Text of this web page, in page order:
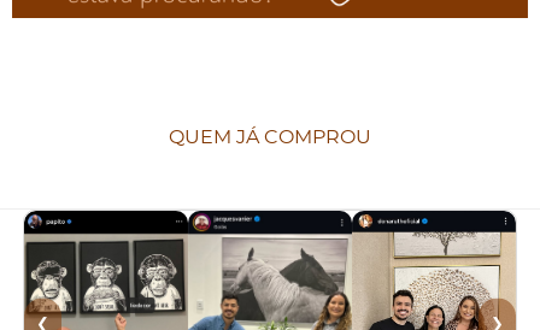
QUEM JÁ COMPROU
❮ ❯